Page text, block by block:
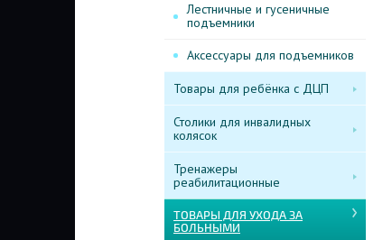
Лестничные и гусеничные
подъемники
Аксессуары для подъемников
Товары для ребёнка с ДЦП
Столики для инвалидных
колясок
Тренажеры
реабилитационные
ТОВАРЫ ДЛЯ УХОДА ЗА
БОЛЬНЫМИ